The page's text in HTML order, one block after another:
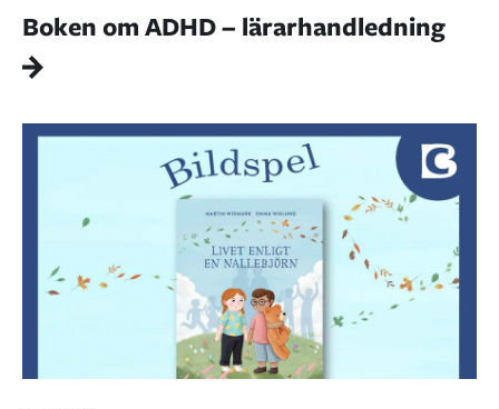
Boken om ADHD – lärarhandledning